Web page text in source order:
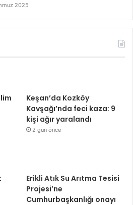
2025
Keşan’da Kozköy
Kavşağı’nda feci kaza: 9
kişi ağır yaralandı
2 gün önce
Erikli Atık Su Arıtma Tesisi
Projesi’ne
Cumhurbaşkanlığı onayı